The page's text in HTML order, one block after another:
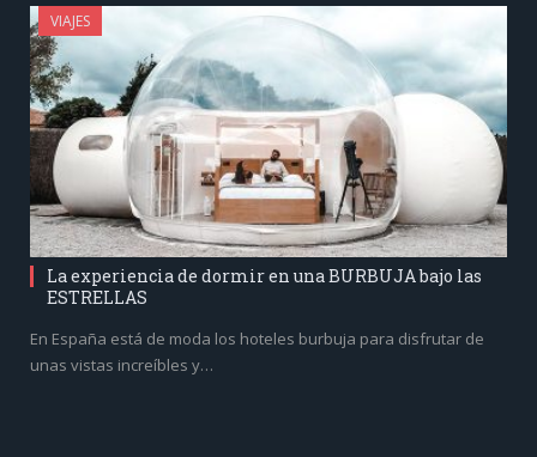
VIAJES
La experiencia de dormir en una BURBUJA bajo las
ESTRELLAS
En España está de moda los hoteles burbuja para disfrutar de
unas vistas increíbles y…